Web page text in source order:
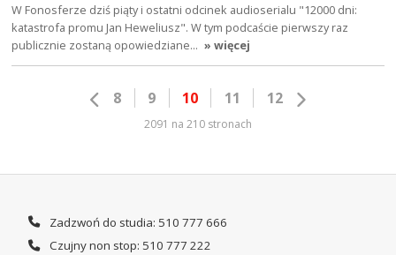
W Fonosferze dziś piąty i ostatni odcinek audioserialu "12000 dni:
katastrofa promu Jan Heweliusz". W tym podcaście pierwszy raz
publicznie zostaną opowiedziane… » więcej
8 9 10 11 12
2091 na 210 stronach
Zadzwoń do studia: 510 777 666
Czujny non stop: 510 777 222